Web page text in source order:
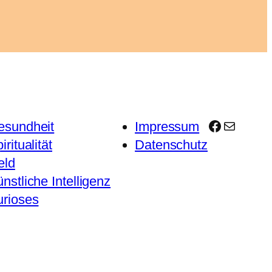
Intelligenz
Impressum
Datenschutz
Facebook
E-Mail